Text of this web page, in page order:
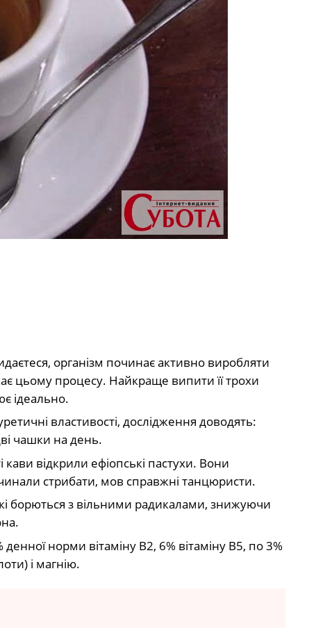
організм починає активно виробляти
цьому процесу. Найкраще випити її трохи
ідеально.
властивості, дослідження доводять:
чашки на день.
відкрили ефіопські пастухи. Вони
стрибати, мов справжні танцюристи.
борються з вільними радикалами, знижуючи
норми вітаміну В2, 6% вітаміну В5, по 3%
і магнію.